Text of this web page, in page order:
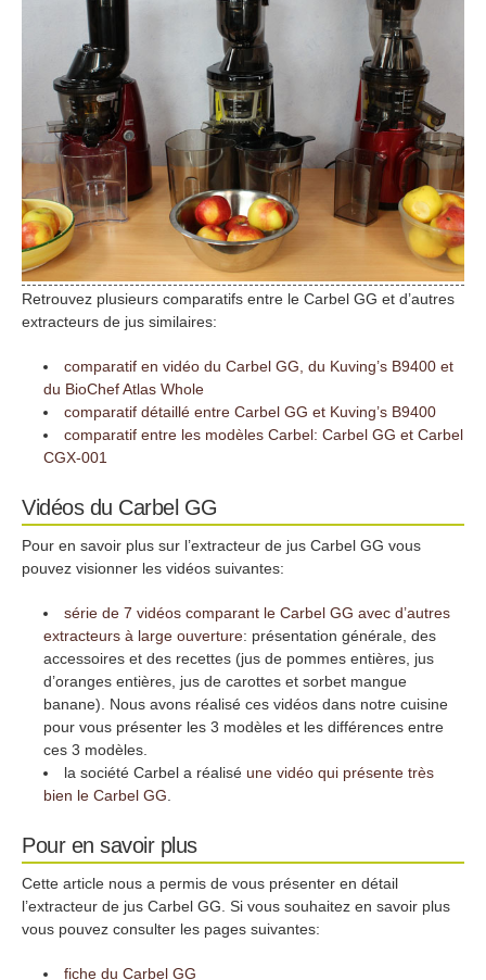
Retrouvez plusieurs comparatifs entre le Carbel GG et d’autres
extracteurs de jus similaires:
comparatif en vidéo du Carbel GG, du Kuving’s B9400 et
du BioChef Atlas Whole
comparatif détaillé entre Carbel GG et Kuving’s B9400
comparatif entre les modèles Carbel: Carbel GG et Carbel
CGX-001
Vidéos du Carbel GG
Pour en savoir plus sur l’extracteur de jus Carbel GG vous
pouvez visionner les vidéos suivantes:
série de 7 vidéos comparant le Carbel GG avec d’autres
extracteurs à large ouverture: présentation générale, des
accessoires et des recettes (jus de pommes entières, jus
d’oranges entières, jus de carottes et sorbet mangue
banane). Nous avons réalisé ces vidéos dans notre cuisine
pour vous présenter les 3 modèles et les différences entre
ces 3 modèles.
la société Carbel a réalisé une vidéo qui présente très
bien le Carbel GG
Pour en savoir plus
Cette article nous a permis de vous présenter en détail
l’extracteur de jus Carbel GG. Si vous souhaitez en savoir plus
vous pouvez consulter les pages suivantes:
fiche du Carbel GG